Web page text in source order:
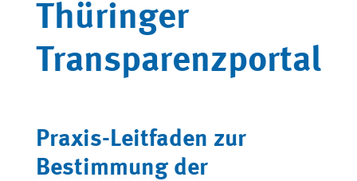
Thüringer
Transparenzportal
Praxis-Leitfaden zur
Bestimmung der